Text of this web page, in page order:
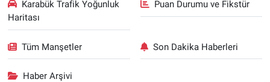
Karabük Trafik Yoğunluk
Haritası
Puan Durumu ve Fikstür
Tüm Manşetler Son Dakika Haberleri
Haber Arşivi